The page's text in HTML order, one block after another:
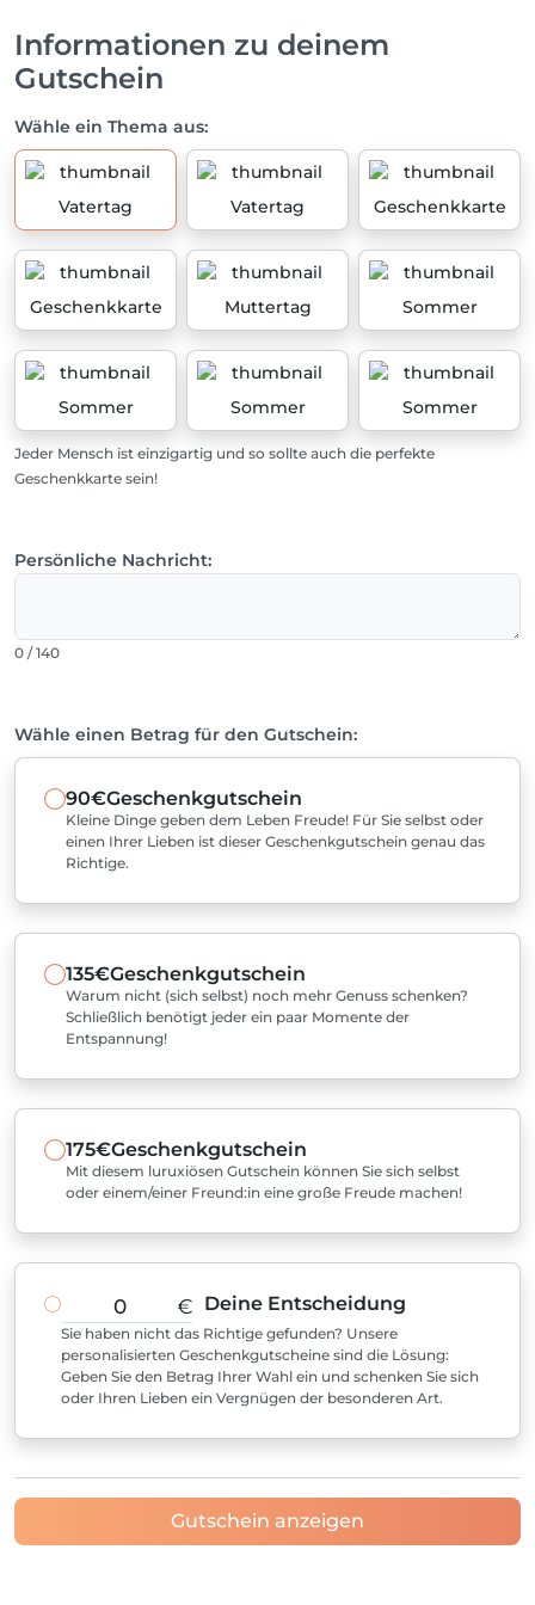
Informationen zu deinem
Gutschein
Wähle ein Thema aus:
Vatertag Vatertag Geschenkkarte
Geschenkkarte Muttertag Sommer
Sommer Sommer Sommer
Jeder Mensch ist einzigartig und so sollte auch die perfekte
Geschenkkarte sein!
Persönliche Nachricht:
0 / 140
Wähle einen Betrag für den Gutschein:
90€Geschenkgutschein
Kleine Dinge geben dem Leben Freude! Für Sie selbst oder
einen Ihrer Lieben ist dieser Geschenkgutschein genau das
Richtige.
135€Geschenkgutschein
Warum nicht (sich selbst) noch mehr Genuss schenken?
Schließlich benötigt jeder ein paar Momente der
Entspannung!
175€Geschenkgutschein
Mit diesem luruxiösen Gutschein können Sie sich selbst
oder einem/einer Freund:in eine große Freude machen!
€ Deine Entscheidung
Sie haben nicht das Richtige gefunden? Unsere
personalisierten Geschenkgutscheine sind die Lösung:
Geben Sie den Betrag Ihrer Wahl ein und schenken Sie sich
oder Ihren Lieben ein Vergnügen der besonderen Art.
Gutschein anzeigen